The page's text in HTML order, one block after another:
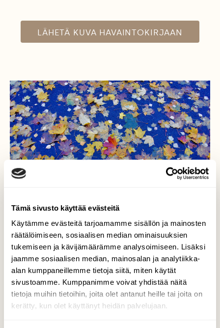
Tämä sivusto käyttää evästeitä
Käytämme evästeitä tarjoamamme sisällön ja mainosten
räätälöimiseen, sosiaalisen median ominaisuuksien
tukemiseen ja kävijämäärämme analysoimiseen. Lisäksi
jaamme sosiaalisen median, mainosalan ja analytiikka-
alan kumppaneillemme tietoja siitä, miten käytät
sivustoamme. Kumppanimme voivat yhdistää näitä
tietoja muihin tietoihin, joita olet antanut heille tai joita on
kerätty, kun olet käyttänyt heidän palvelujaan.
LÄHETÄ KUVA HAVAINTOKIRJAAN
Märkää asfalttia
Siihen lehtikarike liimautuu tiukasti ja
aiheuttaa liukkautta kulkijoille.